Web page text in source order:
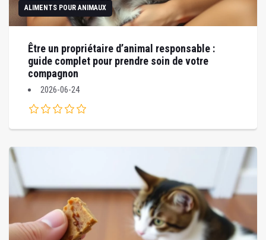
ALIMENTS POUR ANIMAUX
Être un propriétaire d’animal responsable :
guide complet pour prendre soin de votre
compagnon
2026-06-24